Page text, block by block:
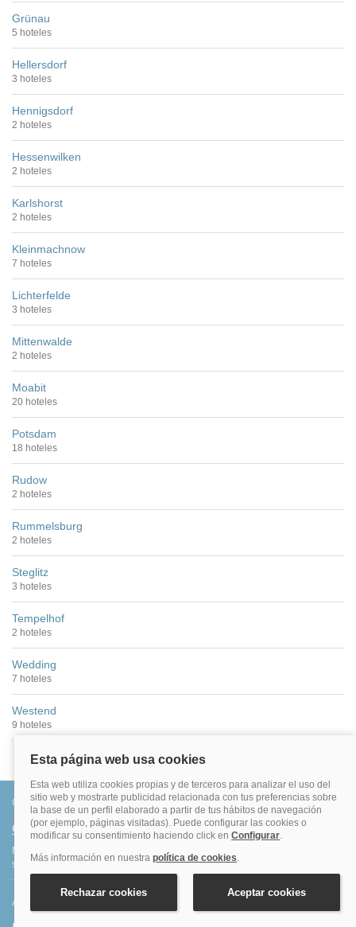
Grünau
5 hoteles
Hellersdorf
3 hoteles
Hennigsdorf
2 hoteles
Hessenwilken
2 hoteles
Karlshorst
2 hoteles
Kleinmachnow
7 hoteles
Lichterfelde
3 hoteles
Mittenwalde
2 hoteles
Moabit
20 hoteles
Potsdam
18 hoteles
Rudow
2 hoteles
Rummelsburg
2 hoteles
Steglitz
3 hoteles
Tempelhof
2 hoteles
Wedding
7 hoteles
Westend
9 hoteles
Conócenos
Quiénes somos
Más de 500.000 clientes satisfechos. Confirmación inmediata, total
seguridad y garantía. Sin sorpresas.
Ahorro